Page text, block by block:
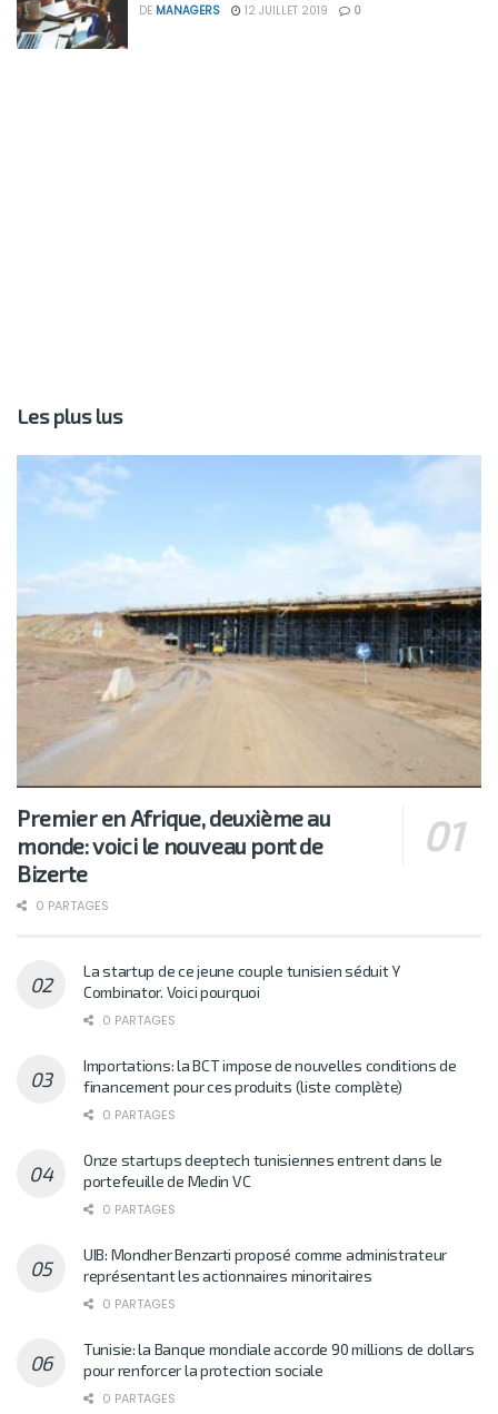
DE MANAGERS 12 JUILLET 2019 0
Les plus lus
Premier en Afrique, deuxième au
monde: voici le nouveau pont de
Bizerte
0 PARTAGES
La startup de ce jeune couple tunisien séduit Y
Combinator. Voici pourquoi
0 PARTAGES
Importations: la BCT impose de nouvelles conditions de
financement pour ces produits (liste complète)
0 PARTAGES
Onze startups deeptech tunisiennes entrent dans le
portefeuille de Medin VC
0 PARTAGES
UIB: Mondher Benzarti proposé comme administrateur
représentant les actionnaires minoritaires
0 PARTAGES
Tunisie: la Banque mondiale accorde 90 millions de dollars
pour renforcer la protection sociale
0 PARTAGES